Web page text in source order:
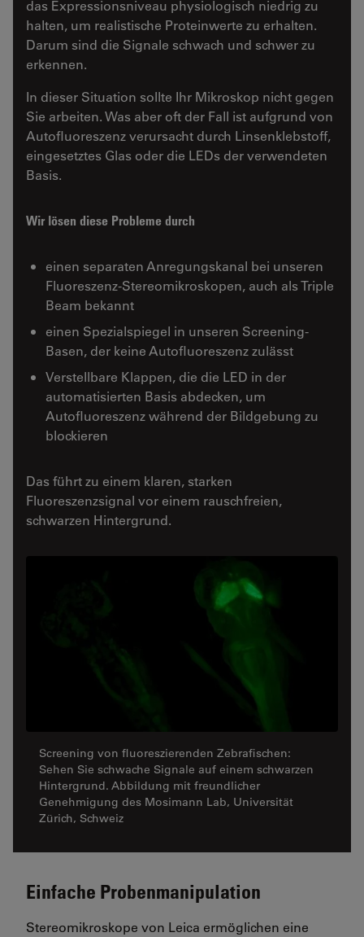
das Expressionsniveau physiologisch niedrig zu
halten, um realistische Proteinwerte zu erhalten.
Darum sind die Signale schwach und schwer zu
erkennen.
In dieser Situation sollte Ihr Mikroskop nicht gegen
Sie arbeiten. Was aber oft der Fall ist aufgrund von
Autofluoreszenz verursacht durch Linsenklebstoff,
eingesetztes Glas oder die LEDs der verwendeten
Basis.
Wir lösen diese Probleme durch
einen separaten Anregungskanal bei unseren
Fluoreszenz-Stereomikroskopen, auch als Triple
Beam bekannt
einen Spezialspiegel in unseren Screening-
Basen, der keine Autofluoreszenz zulässt
Verstellbare Klappen, die die LED in der
automatisierten Basis abdecken, um
Autofluoreszenz während der Bildgebung zu
blockieren
Das führt zu einem klaren, starken
Fluoreszenzsignal vor einem rauschfreien,
schwarzen Hintergrund.
Screening von fluoreszierenden Zebrafischen:
Sehen Sie schwache Signale auf einem schwarzen
Hintergrund. Abbildung mit freundlicher
Genehmigung des Mosimann Lab, Universität
Zürich, Schweiz
Einfache Probenmanipulation
Stereomikroskope von Leica ermöglichen eine